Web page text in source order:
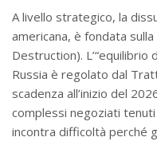
A livello strategico, la
americana, è fondata
Destruction).
Russia è regolato dal
scadenza all’inizio del
complessi negoziati
incontra difficoltà perché